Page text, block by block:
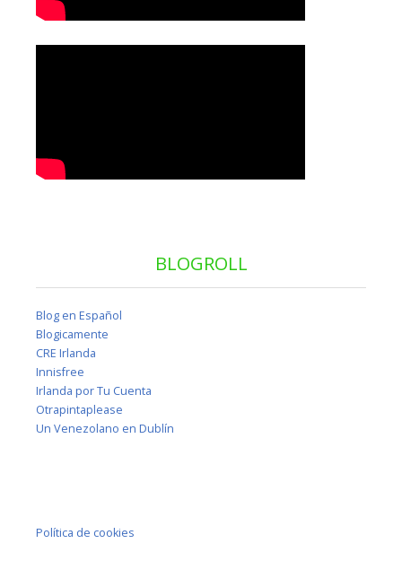
BLOGROLL
Blog en Español
Blogicamente
CRE Irlanda
Innisfree
Irlanda por Tu Cuenta
Otrapintaplease
Un Venezolano en Dublín
Política de cookies